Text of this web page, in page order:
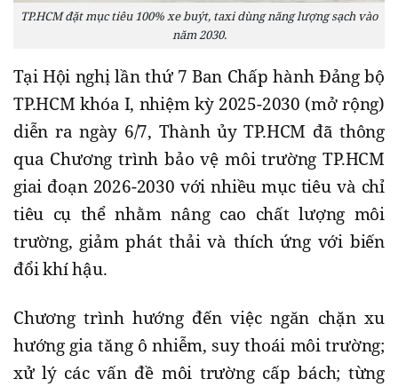
TP.HCM đặt mục tiêu 100% xe buýt, taxi dùng năng lượng sạch vào
năm 2030.
Tại Hội nghị lần thứ 7 Ban Chấp hành Đảng bộ
TP.HCM khóa I, nhiệm kỳ 2025-2030 (mở rộng)
diễn ra ngày 6/7, Thành ủy TP.HCM đã thông
qua Chương trình bảo vệ môi trường TP.HCM
giai đoạn 2026-2030 với nhiều mục tiêu và chỉ
tiêu cụ thể nhằm nâng cao chất lượng môi
trường, giảm phát thải và thích ứng với biến
đổi khí hậu.
Chương trình hướng đến việc ngăn chặn xu
hướng gia tăng ô nhiễm, suy thoái môi trường;
xử lý các vấn đề môi trường cấp bách; từng